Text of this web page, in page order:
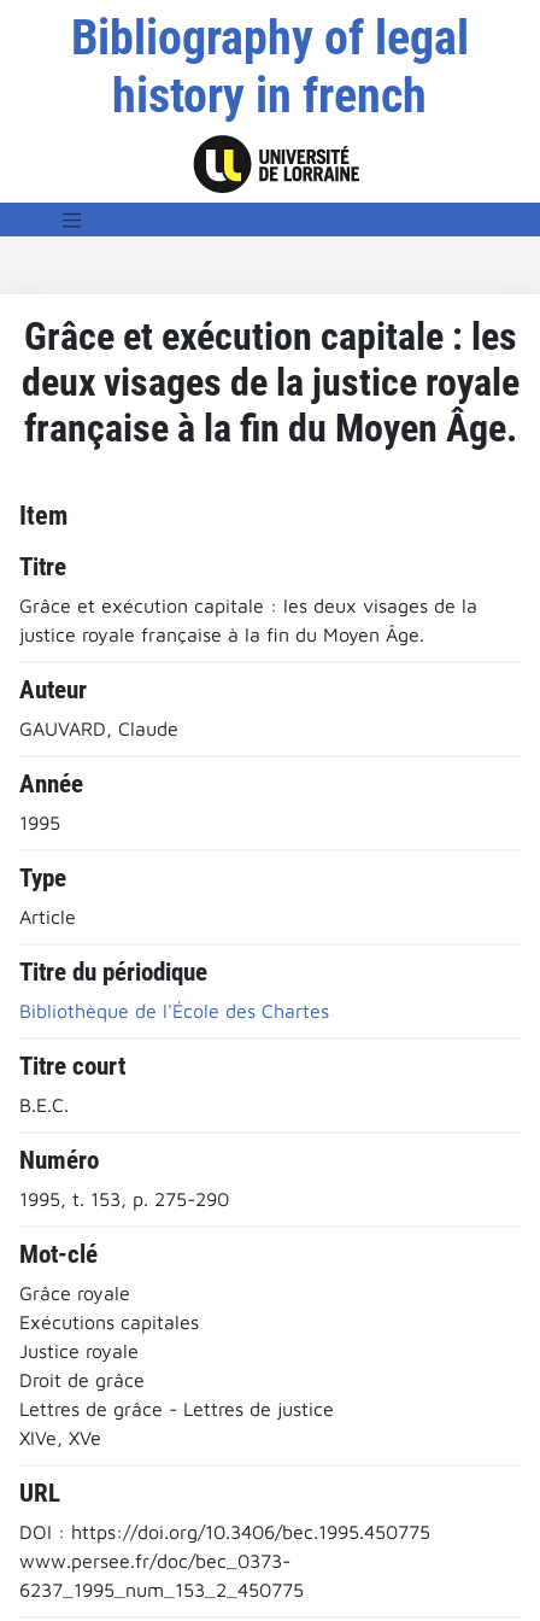
Bibliography of legal
history in french
Grâce et exécution capitale : les
deux visages de la justice royale
française à la fin du Moyen Âge.
Item
Titre
Grâce et exécution capitale : les deux visages de la
justice royale française à la fin du Moyen Âge.
Auteur
GAUVARD, Claude
Année
1995
Type
Article
Titre du périodique
Bibliothèque de l'École des Chartes
Titre court
B.E.C.
Numéro
1995, t. 153, p. 275-290
Mot-clé
Grâce royale
Exécutions capitales
Justice royale
Droit de grâce
Lettres de grâce - Lettres de justice
XIVe, XVe
URL
DOI : https://doi.org/10.3406/bec.1995.450775
www.persee.fr/doc/bec_0373-
6237_1995_num_153_2_450775